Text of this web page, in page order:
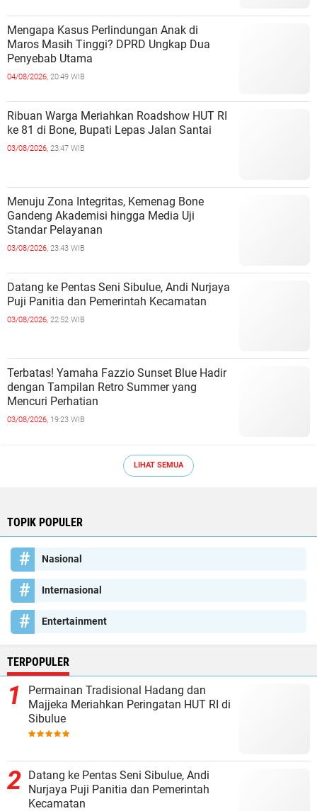
Mengapa Kasus Perlindungan Anak di
Maros Masih Tinggi? DPRD Ungkap Dua
Penyebab Utama
04/08/2026, 20:49 WIB
Ribuan Warga Meriahkan Roadshow HUT RI
ke 81 di Bone, Bupati Lepas Jalan Santai
03/08/2026, 23:47 WIB
Menuju Zona Integritas, Kemenag Bone
Gandeng Akademisi hingga Media Uji
Standar Pelayanan
03/08/2026, 23:43 WIB
Datang ke Pentas Seni Sibulue, Andi Nurjaya
Puji Panitia dan Pemerintah Kecamatan
03/08/2026, 22:52 WIB
Terbatas! Yamaha Fazzio Sunset Blue Hadir
dengan Tampilan Retro Summer yang
Mencuri Perhatian
03/08/2026, 19:23 WIB
LIHAT SEMUA
TOPIK POPULER
Nasional
Internasional
Entertainment
TERPOPULER
Permainan Tradisional Hadang dan
Majjeka Meriahkan Peringatan HUT RI di
Sibulue
Datang ke Pentas Seni Sibulue, Andi
Nurjaya Puji Panitia dan Pemerintah
Kecamatan